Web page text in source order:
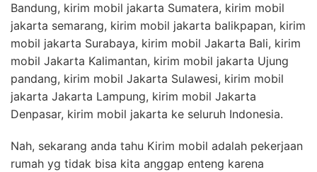
Bandung, kirim mobil jakarta Sumatera, kirim mobil
jakarta semarang, kirim mobil jakarta balikpapan, kirim
mobil jakarta Surabaya, kirim mobil Jakarta Bali, kirim
mobil Jakarta Kalimantan, kirim mobil jakarta Ujung
pandang, kirim mobil Jakarta Sulawesi, kirim mobil
jakarta Jakarta Lampung, kirim mobil Jakarta
Denpasar, kirim mobil jakarta ke seluruh Indonesia.
Nah, sekarang anda tahu Kirim mobil adalah pekerjaan
rumah yg tidak bisa kita anggap enteng karena